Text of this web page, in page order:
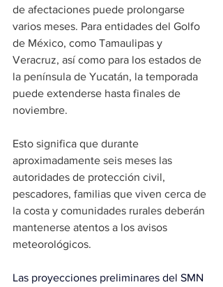
de afectaciones puede prolongarse
varios meses. Para entidades del Golfo
de México, como Tamaulipas y
Veracruz, así como para los estados de
la península de Yucatán, la temporada
puede extenderse hasta finales de
noviembre.
Esto significa que durante
aproximadamente seis meses las
autoridades de protección civil,
pescadores, familias que viven cerca de
la costa y comunidades rurales deberán
mantenerse atentos a los avisos
meteorológicos.
Las proyecciones preliminares del SMN